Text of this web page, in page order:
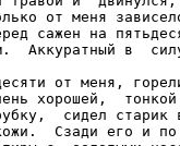
от меня
сажен на
Аккуратный в
от меня,
хорошей,
сидел
Сзади его и по